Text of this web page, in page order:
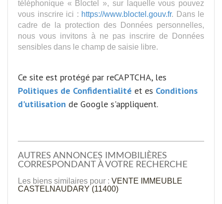
téléphonique « Bloctel », sur laquelle vous pouvez
vous inscrire ici : https://www.bloctel.gouv.fr. Dans le
cadre de la protection des Données personnelles,
nous vous invitons à ne pas inscrire de Données
sensibles dans le champ de saisie libre.
Ce site est protégé par reCAPTCHA, les
Politiques de Confidentialité et es Conditions
d'utilisation de Google s'appliquent.
AUTRES ANNONCES IMMOBILIÈRES
CORRESPONDANT À VOTRE RECHERCHE
Les biens similaires pour : VENTE IMMEUBLE
CASTELNAUDARY (11400)